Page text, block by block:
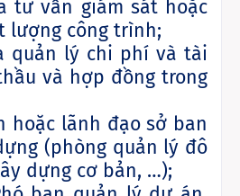
tư vấn giám sát hoặc
lượng công trình;
quản lý chi phí và tài
và hợp đồng trong
hoặc lãnh đạo sở ban
(phòng quản lý đô
dựng cơ bản, …);